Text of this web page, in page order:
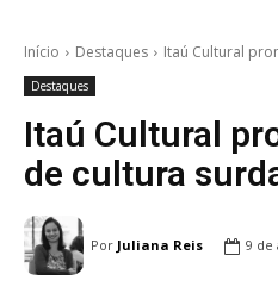
Início Destaques Itaú Cultural
Destaques
Itaú Cultural
de cultura
Por Juliana Reis 9 de